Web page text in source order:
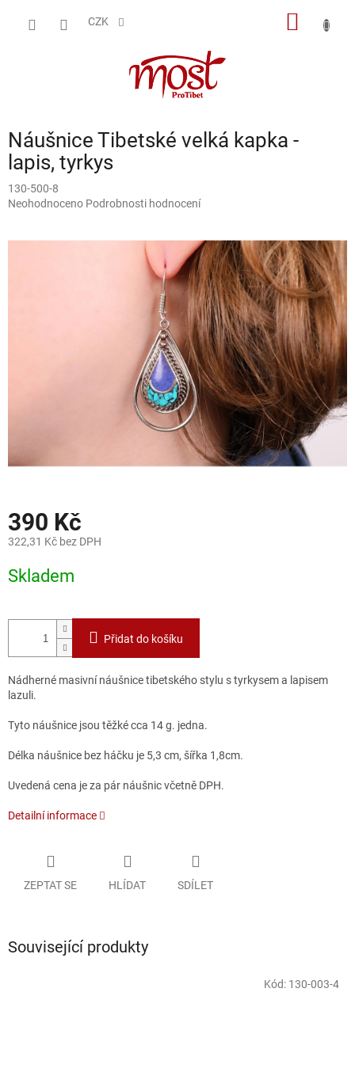
CZK
Náušnice Tibetské velká kapka -
lapis, tyrkys
130-500-8
Průměrné
Neohodnoceno Podrobnosti hodnocení
390 Kč
322,31 Kč bez DPH
cena:
Skladem
Přidat do košíku
Nádherné masivní náušnice tibetského stylu s tyrkysem a lapisem
lazuli.
Tyto náušnice jsou těžké cca 14 g. jedna.
Délka náušnice bez háčku je 5,3 cm, šířka 1,8cm.
Uvedená cena je za pár náušnic včetně DPH.
Detailní informace
ZEPTAT SE HLÍDAT SDÍLET
Související produkty
Kód: 130-003-4